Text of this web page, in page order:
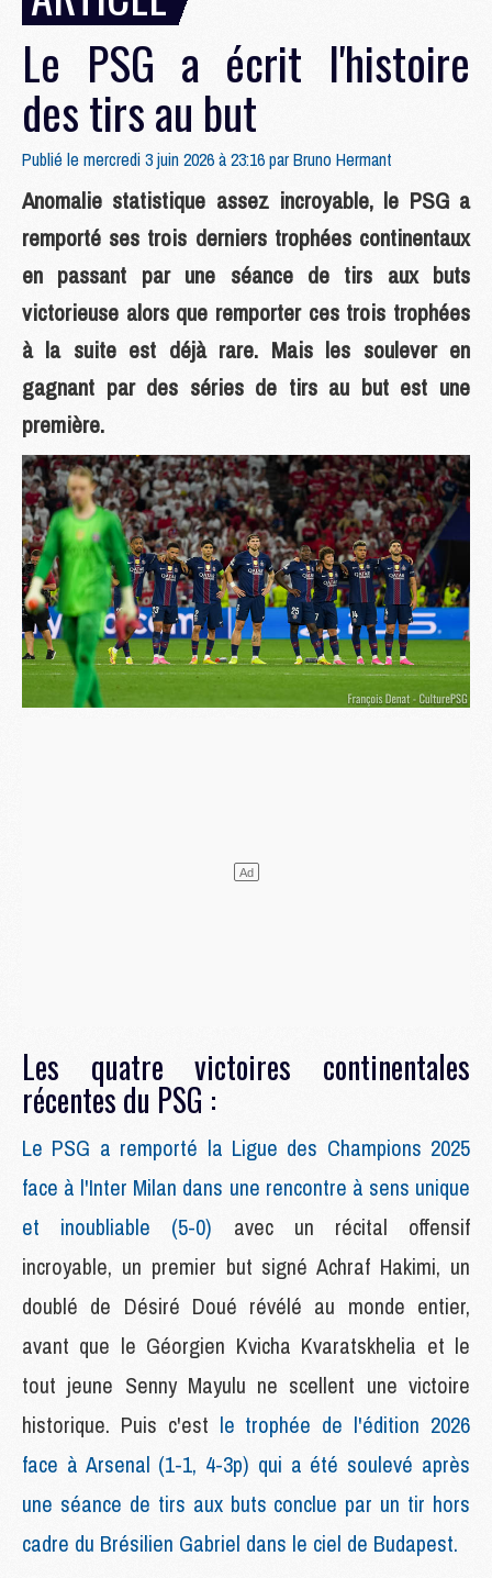
Le PSG a écrit l'histoire
des tirs au but
Publié le mercredi 3 juin 2026 à 23:16 parBruno Hermant
Anomalie statistique assez incroyable, le PSG a
remporté ses trois derniers trophées continentaux
en passant par une séance de tirs aux buts
victorieuse alors que remporter ces trois trophées
à la suite est déjà rare. Mais les soulever en
gagnant par des séries de tirs au but est une
première.
Les quatre victoires continentales
récentes du PSG :
Le PSG a remporté la Ligue des Champions 2025
face à l'Inter Milan dans une rencontre à sens unique
et inoubliable (5-0) avec un récital offensif
incroyable, un premier but signé Achraf Hakimi, un
doublé de Désiré Doué révélé au monde entier,
avant que le Géorgien Kvicha Kvaratskhelia et le
tout jeune Senny Mayulu ne scellent une victoire
historique. Puis c'est le trophée de l'édition 2026
face à Arsenal (1-1, 4-3p) qui a été soulevé après
une séance de tirs aux buts conclue par un tir hors
cadre du Brésilien Gabriel dans le ciel de Budapest.